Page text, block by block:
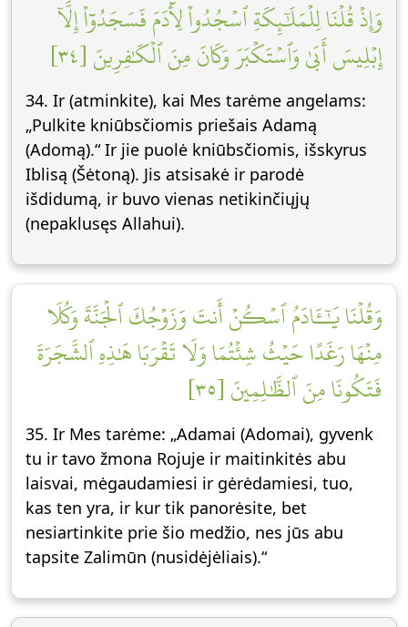
وَإِذۡ قُلۡنَا لِلۡمَلَٰٓئِكَةِ ٱسۡجُدُواْ لِأٓدَمَ فَسَجَدُوٓاْ إِلَّآ
إِبۡلِيسَ أَبَىٰ وَٱسۡتَكۡبَرَ وَكَانَ مِنَ ٱلۡكَٰفِرِينَ [٣٤]
34. Ir (atminkite), kai Mes tarėme angelams:
„Pulkite kniūbsčiomis priešais Adamą
(Adomą).“ Ir jie puolė kniūbsčiomis, išskyrus
Iblisą (Šėtoną). Jis atsisakė ir parodė
išdidumą, ir buvo vienas netikinčiųjų
(nepaklusęs Allahui).
وَقُلۡنَا يَٰٓـَٔادَمُ ٱسۡكُنۡ أَنتَ وَزَوۡجُكَ ٱلۡجَنَّةَ وَكُلَا
مِنۡهَا رَغَدًا حَيۡثُ شِئۡتُمَا وَلَا تَقۡرَبَا هَٰذِهِ ٱلشَّجَرَةَ
فَتَكُونَا مِنَ ٱلظَّٰلِمِينَ [٣٥]
35. Ir Mes tarėme: „Adamai (Adomai), gyvenk
tu ir tavo žmona Rojuje ir maitinkitės abu
laisvai, mėgaudamiesi ir gėrėdamiesi, tuo,
kas ten yra, ir kur tik panorėsite, bet
nesiartinkite prie šio medžio, nes jūs abu
tapsite Zalimūn (nusidėjėliais).“